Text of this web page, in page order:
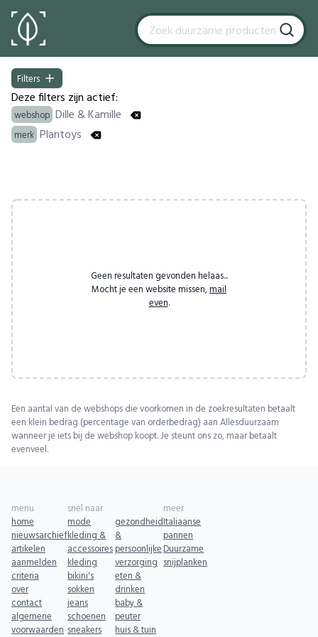
Filters
Filters
Deze filters zijn actief:
webshop Dille & Kamille
merk Plantoys
Geen resultaten gevonden helaas...
Mocht je een website missen, mail
even.
Een aantal van de webshops die voorkomen in de zoekresultaten betaalt
een klein bedrag (percentage van orderbedrag) aan Allesduurzaam
wanneer je iets bij de webshop koopt. Je steunt ons zo, maar betaalt
evenveel.
menu
home
nieuwsarchief
artikelen
aanmelden
criteria
over
contact
algemene
voorwaarden
snel naar
mode
kleding &
accessoires
kleding
bikini's
sokken
jeans
schoenen
sneakers
gezondheid
&
persoonlijke
verzorging
eten &
drinken
baby &
peuter
huis & tuin
meer
Italiaanse
pannen
Duurzame
snijplanken